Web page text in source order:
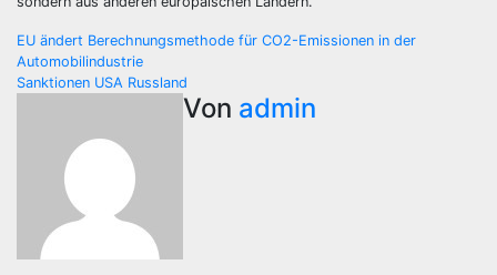
Beitragsnavigation
EU ändert Berechnungsmethode für CO2-Emissionen in der
Automobilindustrie
Sanktionen USA Russland
Von admin